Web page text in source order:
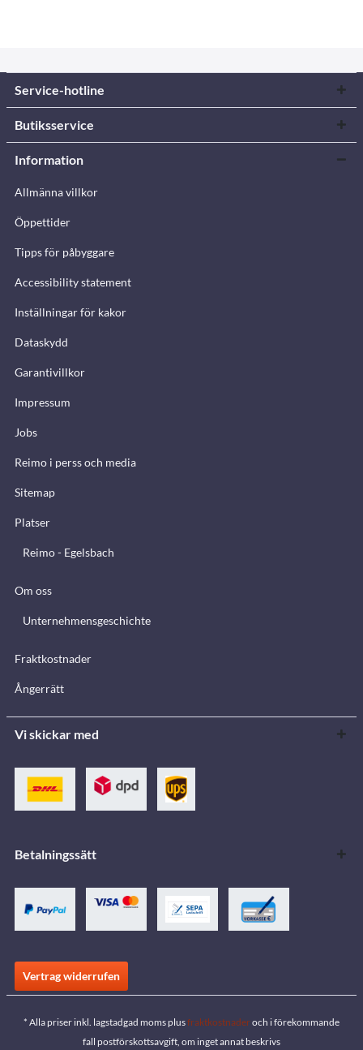
Service-hotline
Butiksservice
Information
Allmänna villkor
Öppettider
Tipps för påbyggare
Accessibility statement
Inställningar för kakor
Dataskydd
Garantivillkor
Impressum
Jobs
Reimo i perss och media
Sitemap
Platser
Reimo - Egelsbach
Om oss
Unternehmensgeschichte
Fraktkostnader
Ångerrätt
Vi skickar med
Betalningssätt
Vertrag widerrufen
* Alla priser inkl. lagstadgad moms plusfraktkostnaderoch i förekommande
fall postförskottsavgift, om inget annat beskrivs